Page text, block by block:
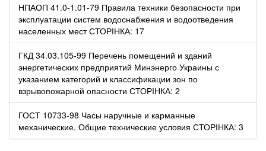
НПАОП 41.0-1.01-79 Правила техники безопасности при
эксплуатации систем водоснабжения и водоотведения
населенных мест СТОРІНКА: 17
ГКД 34.03.105-99 Перечень помещений и зданий
энергетических предприятий Минэнерго Украины с
указанием категорий и классификации зон по
взрывопожарной опасности СТОРІНКА: 2
ГОСТ 10733-98 Часы наручные и карманные
механические. Общие технические условия СТОРІНКА: 3